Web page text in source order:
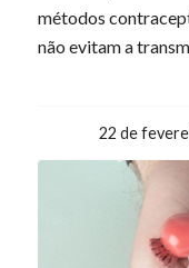
métodos
não evitam a
22 de